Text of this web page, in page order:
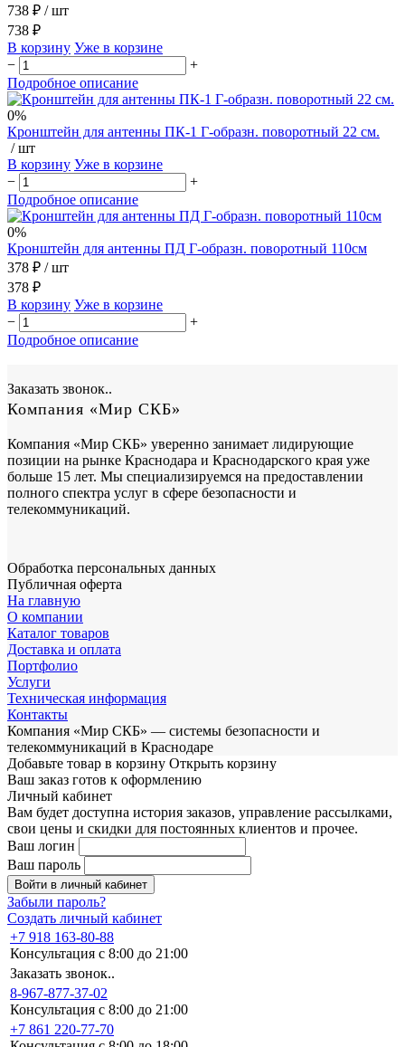
738 ₽ / шт
738 ₽
В корзину Уже в корзине
−
+
Подробное описание
0%
Кронштейн для антенны ПК-1 Г-образн. поворотный 22 см.
/ шт
В корзину Уже в корзине
−
+
Подробное описание
0%
Кронштейн для антенны ПД Г-образн. поворотный 110см
378 ₽ / шт
378 ₽
В корзину Уже в корзине
−
+
Подробное описание
Заказать звонок..
Компания «Мир СКБ»
Компания «Мир СКБ» уверенно занимает лидирующие
позиции на рынке Краснодара и Краснодарского края уже
больше 15 лет. Мы специализируемся на предоставлении
полного спектра услуг в сфере безопасности и
телекоммуникаций.
Обработка персональных данных
Публичная оферта
На главную
О компании
Каталог товаров
Доставка и оплата
Портфолио
Услуги
Техническая информация
Контакты
Компания «Мир СКБ» — системы безопасности и
телекоммуникаций в Краснодаре
Добавьте товар в корзину Открыть корзину
Ваш заказ готов к оформлению
Личный кабинет
Вам будет доступна история заказов, управление рассылками,
свои цены и скидки для постоянных клиентов и прочее.
Ваш логин
Ваш пароль
Войти в личный кабинет
Забыли пароль?
Создать личный кабинет
+7 918 163-80-88
Консультация с 8:00 до 21:00
Заказать звонок..
8-967-877-37-02
Консультация с 8:00 до 21:00
+7 861 220-77-70